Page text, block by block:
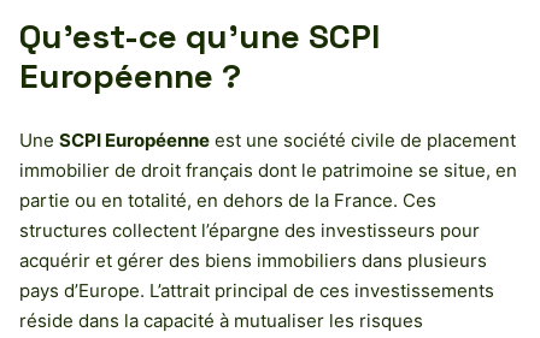
Qu’est-ce qu’une SCPI
Européenne ?
Une SCPI Européenne est une société civile de placement
immobilier de droit français dont le patrimoine se situe, en
partie ou en totalité, en dehors de la France. Ces
structures collectent l’épargne des investisseurs pour
acquérir et gérer des biens immobiliers dans plusieurs
pays d’Europe. L’attrait principal de ces investissements
réside dans la capacité à mutualiser les risques